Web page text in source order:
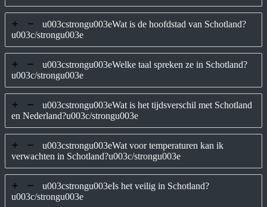
u003cstrongu003eWat is de hoofdstad van Schotland?
u003c/strongu003e
u003cstrongu003eWelke taal spreken ze in Schotland?
u003c/strongu003e
u003cstrongu003eWat is het tijdsverschil met Schotland
en Nederland?u003c/strongu003e
u003cstrongu003eWat voor temperaturen kan ik
verwachten in Schotland?u003c/strongu003e
u003cstrongu003eIs het veilig in Schotland?
u003c/strongu003e